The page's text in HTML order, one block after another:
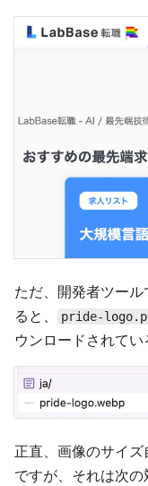
ただ、開発者ツー
ると、
pride-
ウンロードされてい
正直、画像のサイ
ですが、それは次の